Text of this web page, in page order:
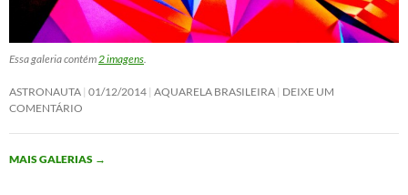
Essa galeria contém2 imagens.
ASTRONAUTA 01/12/2014 AQUARELA BRASILEIRA DEIXE UM
COMENTÁRIO
MAIS GALERIAS →